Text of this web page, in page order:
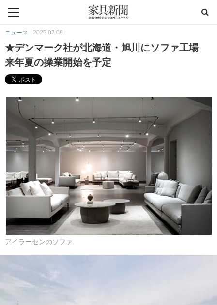
ニュース 2025.07.09
★デンマーク社が北海道・旭川にソファ工場
来年夏の操業開始を予定
アイラーセンのソファ